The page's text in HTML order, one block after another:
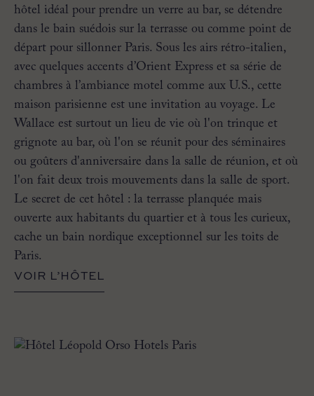
hôtel idéal pour prendre un verre au bar, se détendre
dans le bain suédois sur la terrasse ou comme point de
départ pour sillonner Paris. Sous les airs rétro-italien,
avec quelques accents d’Orient Express et sa série de
chambres à l’ambiance motel comme aux U.S., cette
maison parisienne est une invitation au voyage. Le
Wallace est surtout un lieu de vie où l'on trinque et
grignote au bar, où l'on se réunit pour des séminaires
ou goûters d'anniversaire dans la salle de réunion, et où
l'on fait deux trois mouvements dans la salle de sport.
Le secret de cet hôtel : la terrasse planquée mais
ouverte aux habitants du quartier et à tous les curieux,
cache un bain nordique exceptionnel sur les toits de
Paris.
VOIR L’HÔTEL